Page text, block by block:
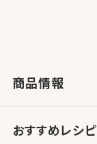
商品情報
おすすめレシピ